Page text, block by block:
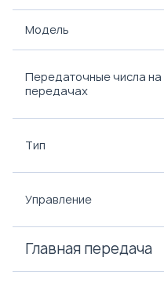
Модель
Передаточные числа на
передачах
Тип
Управление
Главная передача